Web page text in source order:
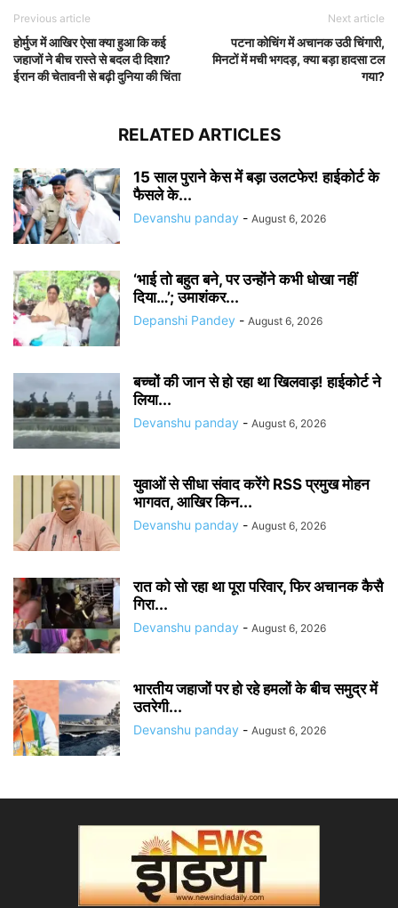
Previous article
होर्मुज में आखिर ऐसा क्या हुआ कि कई
जहाजों ने बीच रास्ते से बदल दी दिशा?
ईरान की चेतावनी से बढ़ी दुनिया की चिंता
Next article
पटना कोचिंग में अचानक उठी चिंगारी,
मिनटों में मची भगदड़, क्या बड़ा हादसा टल
गया?
RELATED ARTICLES
15 साल पुराने केस में बड़ा उलटफेर! हाईकोर्ट के
फैसले के...
Devanshu panday - August 6, 2026
‘भाई तो बहुत बने, पर उन्होंने कभी धोखा नहीं
दिया…’; उमाशंकर...
Depanshi Pandey - August 6, 2026
बच्चों की जान से हो रहा था खिलवाड़! हाईकोर्ट ने
लिया...
Devanshu panday - August 6, 2026
युवाओं से सीधा संवाद करेंगे RSS प्रमुख मोहन
भागवत, आखिर किन...
Devanshu panday - August 6, 2026
रात को सो रहा था पूरा परिवार, फिर अचानक कैसै
गिरा...
Devanshu panday - August 6, 2026
भारतीय जहाजों पर हो रहे हमलों के बीच समुद्र में
उतरेगी...
Devanshu panday - August 6, 2026